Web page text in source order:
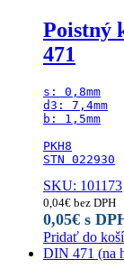
Poistný
471
s: 0,8mm
d3: 7,4mm
b: 1,5mm
PKH8
STN 022930
SKU: 101173
0,04€ bez DPH
0,05€ s
Pridať do
DIN 471 (na